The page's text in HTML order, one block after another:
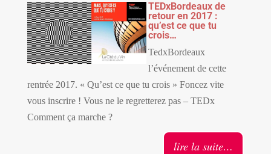
TEDxBordeaux de
retour en 2017 :
qu’est ce que tu
crois…
TedxBordeaux
l’événement de cette
rentrée 2017. « Qu’est ce que tu crois » Foncez vite
vous inscrire ! Vous ne le regretterez pas – TEDx
Comment ça marche ?
lire la suite…